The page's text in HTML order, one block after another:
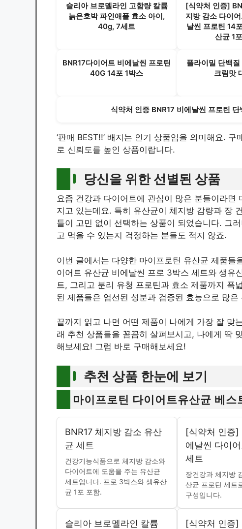
슬리아 브로멜라인 고함량 칼륨
늙은호박 파인애플 효소 아이,
40g, 7세트
[식약처 인증]
지방 감소 다이
날씬 프로틴 14
산균 1
BNR17다이어트 비에날씬 프로틴
40G 14포 1박스
플라이밀 단백
크림맛
식약처 인증 BNR17 비에날씬 프로틴
‘판매 BEST!!’ 배지는 인기 상품임을 의미해요.
로 신뢰도를 높인 상품이랍니다.
당신을 위한 선별된 상품
요즘 건강과 다이어트에 관심이 많은 분들이라
지고 있는데요. 특히 유산균이 체지방 감량과 장
들이 고민 없이 선택하는 상품이 되었습니다. 그
고 먹을 수 있는지 걱정하는 분들도 적지 않죠.
이번 글에서는 다양한 마이프로틴 유산균 제품들
이어트 유산균 비에날씬 프로 3박스 세트와 생유
트, 그리고 분리 유청 프로틴과 효소 제품까지 폭
된 제품들은 엄선된 성분과 검증된 효능으로 많
끝까지 읽고 나면 어떤 제품이 나에게 가장 잘 맞
래 추천 상품들을 꼼꼼히 살펴보시고, 나에게 딱
해보세요! 그럼 바로 구매해보세요!
추천 상품 한눈에 보기
마이프로틴 다이어트유산균 베스
BNR17 체지방 감소 유산
균 세트
건강기능식품으로 체지방 감소와
다이어트에 도움을 주는 유산균
세트입니다. 프로 3박스와 생유산
균 1포 포함.
[식약처 인증]
에날씬 다이
세트
장건강과 체지방
산균 프로틴 세트
구성입니다.
슬리아 브로멜라인 칼륨
[식약처 인증]